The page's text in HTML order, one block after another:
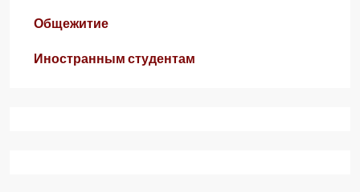
Общежитие
Иностранным студентам